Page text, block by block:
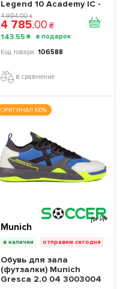
Legend 10 Academy IC -
Официальная
Продукция
4 994.00 ₴
4 785.00 ₴
143.55 ₴
106588
в сравнение
ОРИГИНАЛ 100%
Munich
в наличии отправим сегодня
Обувь для зала
(футзалки) Munich
Gresca 2.0 04 3003004